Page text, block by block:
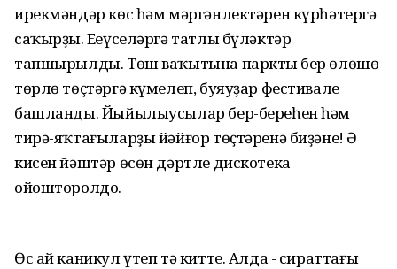
ирекмәндәр көс һәм мәргәнлектәрен күрһәтергә
саҡырҙы. Еңеүселәргә татлы бүләктәр
тапшырылды. Төш ваҡытына парктың бер өлөшө
төрлө төҫтәргә күмелеп, буяуҙар фестивале
башланды. Йыйылыусылар бер-береһен һәм
тирә-яҡтағыларҙы йәйғор төҫтәренә биҙәне! Ә
кисен йәштәр өсөн дәртле дискотека
ойошторолдо.
Өс ай каникул үтеп тә китте. Алда - сираттағы